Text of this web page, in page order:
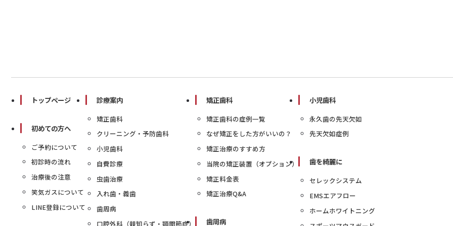
トップページ
初めての方へ
ご予約について
初診時の流れ
治療後の注意
笑気ガスについて
LINE登録について
診療案内
矯正歯科
クリーニング・予防歯科
小児歯科
自費診療
虫歯治療
入れ歯・義歯
歯周病
口腔外科（親知らず・顎関節症）
矯正歯科
矯正歯科の症例一覧
なぜ矯正をした方がいいの？
矯正治療のすすめ方
当院の矯正装置（オプション）
矯正料金表
矯正治療Q&A
歯周病
小児歯科
永久歯の先天欠如
先天欠如症例
歯を綺麗に
セレックシステム
EMSエアフロー
ホームホワイトニング